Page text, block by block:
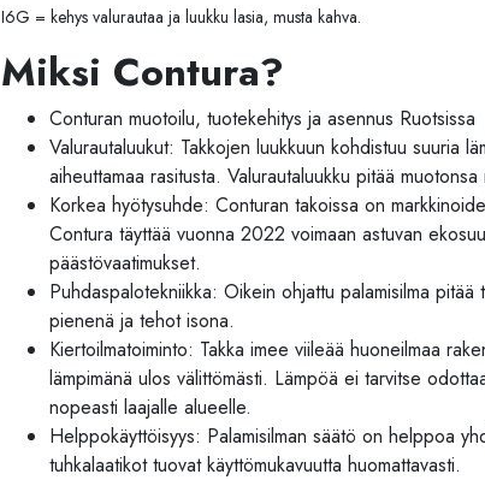
I6G = kehys valurautaa ja luukku lasia, musta kahva.
Miksi Contura?
Conturan muotoilu, tuotekehitys ja asennus Ruotsissa
Valurautaluukut: Takkojen luukkuun kohdistuu suuria
aiheuttamaa rasitusta. Valurautaluukku pitää muotonsa
Korkea hyötysuhde: Conturan takoissa on
Contura täyttää vuonna 2022 voimaan astuvan
päästövaatimukset.
Puhdaspalotekniikka: Oikein ohjattu palamisilma
pienenä ja tehot isona.
Kiertoilmatoiminto: Takka imee viileää huoneilmaa
lämpimänä ulos välittömästi. Lämpöä ei tarvitse
nopeasti laajalle alueelle.
Helppokäyttöisyys: Palamisilman säätö on helppoa
tuhkalaatikot tuovat käyttömukavuutta huomattavasti.